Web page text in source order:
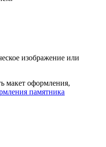
изображение или
макет оформления,
памятника